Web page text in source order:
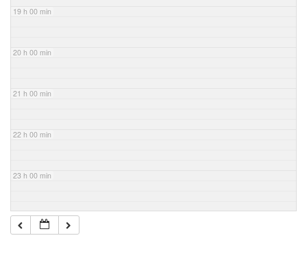
19 h 00 min
20 h 00 min
21 h 00 min
22 h 00 min
23 h 00 min